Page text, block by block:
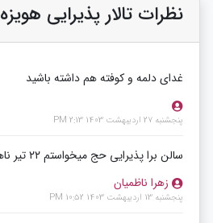
نظرات تالار پذیرایی هویزه
غدای دلمه و کوفته هم داشته باشید
پنجشنبه 27 اردیبهشت 1403 2:13 PM
سالن برا پذیرایی حج میخواستم ۲۲ تیر ناهار
زهرا ناظمیان
پنجشنبه 13 اردیبهشت 1403 10:52 PM